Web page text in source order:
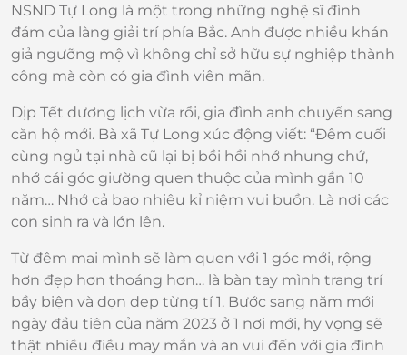
NSND Tự Long là một trong những nghệ sĩ đình
đám của làng giải trí phía Bắc. Anh được nhiều khán
giả ngưỡng mộ vì không chỉ sở hữu sự nghiệp thành
công mà còn có gia đình viên mãn.
Dịp Tết dương lịch vừa rồi, gia đình anh chuyển sang
căn hộ mới. Bà xã Tự Long xúc động viết: “Đêm cuối
cùng ngủ tại nhà cũ lại bị bồi hồi nhớ nhung chứ,
nhớ cái góc giường quen thuộc của mình gần 10
năm… Nhớ cả bao nhiêu kỉ niệm vui buồn. Là nơi các
con sinh ra và lớn lên.
Từ đêm mai mình sẽ làm quen với 1 góc mới, rộng
hơn đẹp hơn thoáng hơn… là bàn tay mình trang trí
bầy biện và dọn dẹp từng tí 1. Bước sang năm mới
ngày đầu tiên của năm 2023 ở 1 nơi mới, hy vọng sẽ
thật nhiều điều may mắn và an vui đến với gia đình